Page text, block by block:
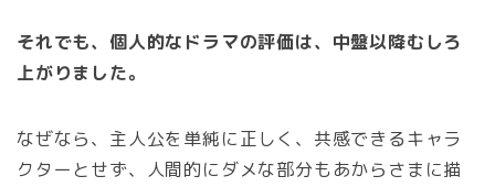
それでも、個人的なドラマの評価は、中盤以降むしろ
上がりました。
なぜなら、主人公を単純に正しく、共感できるキャラ
クターとせず、人間的にダメな部分もあからさまに描